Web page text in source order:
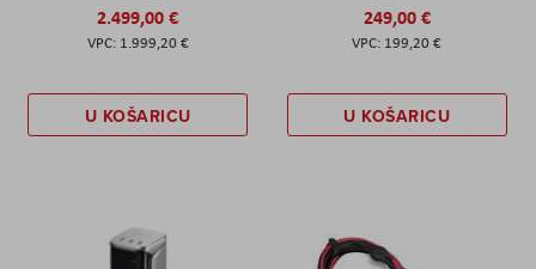
2.499,00 €
1.999,20 €
U KOŠARICU
249,00 €
199,20 €
U KOŠARICU